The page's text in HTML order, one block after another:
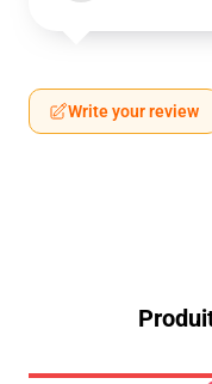
Write your review